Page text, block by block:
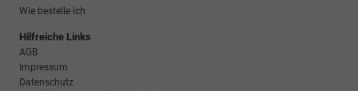
Wie bestelle ich
Hilfreiche Links
AGB
Impressum
Datenschutz